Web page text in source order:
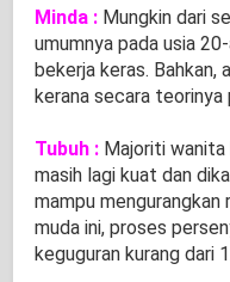
Minda : Mungkin dari
umumnya pada usia
bekerja keras. Bahkan,
kerana secara teorinya
Tubuh : Majoriti wanita
masih lagi kuat dan
mampu mengurangkan
muda ini, proses
keguguran kurang dari